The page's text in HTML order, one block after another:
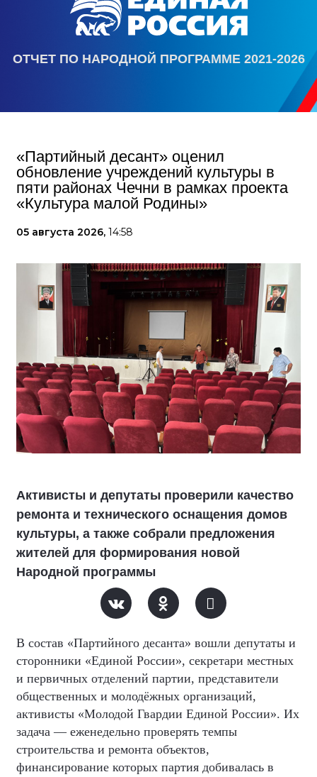
ОТЧЕТ ПО НАРОДНОЙ ПРОГРАММЕ 2021-2026
«Партийный десант» оценил
обновление учреждений культуры в
пяти районах Чечни в рамках проекта
«Культура малой Родины»
05 августа 2026, 14:58
Активисты и депутаты проверили качество
ремонта и технического оснащения домов
культуры, а также собрали предложения
жителей для формирования новой
Народной программы
В состав «Партийного десанта» вошли депутаты и
сторонники «Единой России», секретари местных
и первичных отделений партии, представители
общественных и молодёжных организаций,
активисты «Молодой Гвардии Единой России». Их
задача — еженедельно проверять темпы
строительства и ремонта объектов,
финансирование которых партия добивалась в